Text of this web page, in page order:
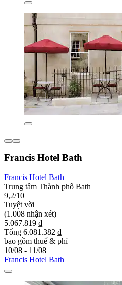
Francis Hotel Bath
Francis Hotel Bath
Trung tâm Thành phố Bath
9,2/10
Tuyệt vời
(1.008 nhận xét)
5.067.819 ₫
Tổng 6.081.382 ₫
bao gồm thuế & phí
10/08 - 11/08
Francis Hotel Bath